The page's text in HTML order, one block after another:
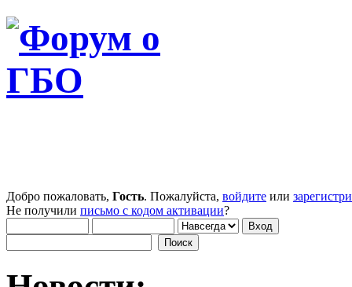
Добро пожаловать, Гость. Пожалуйста, войдите или
Не получили письмо с кодом активации?